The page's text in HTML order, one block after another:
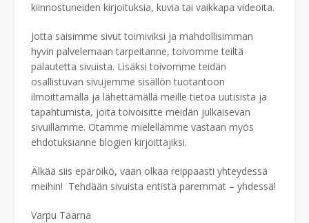
kiinnostuneiden kirjoituksia, kuvia tai vaikkapa videoita.
Jotta saisimme sivut toimiviksi ja mahdollisimman
hyvin palvelemaan tarpeitanne, toivomme teiltä
palautetta sivuista. Lisäksi toivomme teidän
osallistuvan sivujemme sisällön tuotantoon
ilmoittamalla ja lähettämällä meille tietoa uutisista ja
tapahtumista, joita toivoisitte meidän julkaisevan
sivuillamme. Otamme mielellämme vastaan myös
ehdotuksianne blogien kirjoittajiksi.
Älkää siis epäröikö, vaan olkaa reippaasti yhteydessä
meihin! Tehdään sivuista entistä paremmat – yhdessä!
Varpu Taarna